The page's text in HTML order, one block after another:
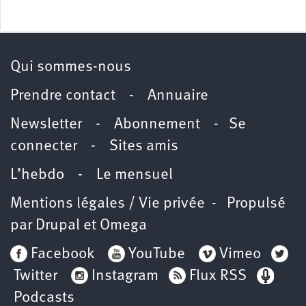
Qui sommes-nous
Prendre contact - Annuaire
Newsletter - Abonnement - Se
connecter- Sites amis
L’hebdo - Le mensuel
Mentions légales / Vie privée - Propulsé
par Drupal et Omega
Facebook
YouTube
Vimeo
Twitter
Instagram
Flux RSS
Podcasts